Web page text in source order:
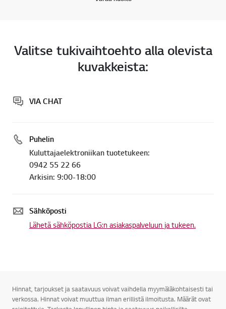
Valitse tukivaihtoehto alla olevista
kuvakkeista:
VIA CHAT
Puhelin
Kuluttajaelektroniikan tuotetukeen:
0942 55 22 66
Arkisin: 9:00-18:00
Sähköposti
Lähetä sähköpostia LG:n asiakaspalveluun ja tukeen.
Hinnat, tarjoukset ja saatavuus voivat vaihdella myymäläkohtaisesti tai
verkossa. Hinnat voivat muuttua ilman erillistä ilmoitusta. Määrät ovat